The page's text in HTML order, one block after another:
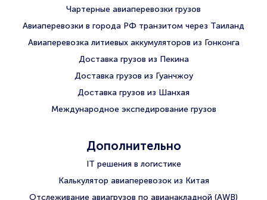
Чартерные авиаперевозки грузов
Авиаперевозки в города РФ транзитом через Таиланд
Авиаперевозка литиевых аккумуляторов из Гонконга
Доставка грузов из Пекина
Доставка грузов из Гуанчжоу
Доставка грузов из Шанхая
Международное экспедирование грузов
Дополнительно
IT решения в логистике
Калькулятор авиаперевозок из Китая
Отслеживание авиагрузов по авианакладной (AWB)